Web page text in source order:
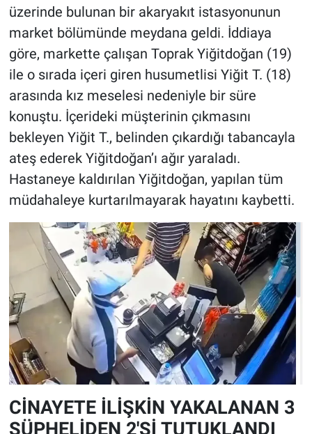
üzerinde bulunan bir akaryakıt istasyonunun
market bölümünde meydana geldi. İddiaya
göre, markette çalışan Toprak Yiğitdoğan (19)
ile o sırada içeri giren husumetlisi Yiğit T. (18)
arasında kız meselesi nedeniyle bir süre
konuştu. İçerideki müşterinin çıkmasını
bekleyen Yiğit T., belinden çıkardığı tabancayla
ateş ederek Yiğitdoğan’ı ağır yaraladı.
Hastaneye kaldırılan Yiğitdoğan, yapılan tüm
müdahaleye kurtarılmayarak hayatını kaybetti.
CİNAYETE İLİŞKİN YAKALANAN 3
ŞÜPHELİDEN 2'Sİ TUTUKLANDI